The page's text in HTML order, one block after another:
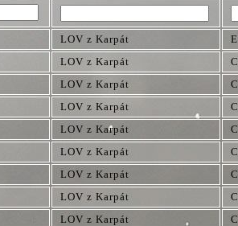
LOV z Karpát
LOV z Karpát
LOV z Karpát
LOV z Karpát
LOV z Karpát
LOV z Karpát
LOV z Karpát
LOV z Karpát
LOV z Karpát